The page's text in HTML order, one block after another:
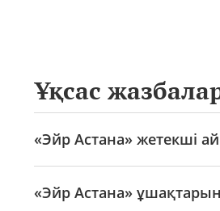
Ұқсас
«Эйр Астана» жетекші
«Эйр Астана»